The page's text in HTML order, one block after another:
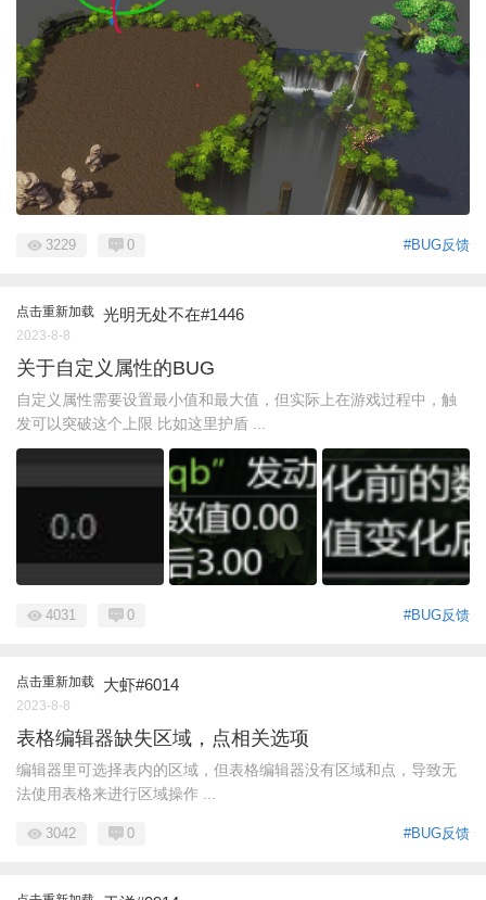
#BUG反馈
3229 0
点击重新加载 光明无处不在#1446
2023-8-8
关于自定义属性的BUG
自定义属性需要设置最小值和最大值，但实际上在游戏过程中，触
发可以突破这个上限 比如这里护盾 ...
#BUG反馈
4031 0
点击重新加载 大虾#6014
2023-8-8
表格编辑器缺失区域，点相关选项
编辑器里可选择表内的区域，但表格编辑器没有区域和点，导致无
法使用表格来进行区域操作 ...
#BUG反馈
3042 0